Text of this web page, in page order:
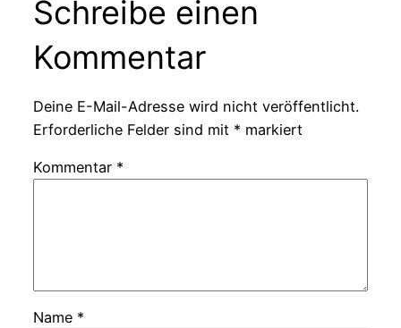
Schreibe einen
Kommentar
Deine E-Mail-Adresse wird nicht veröffentlicht.
Erforderliche Felder sind mit * markiert
Kommentar *
Name *